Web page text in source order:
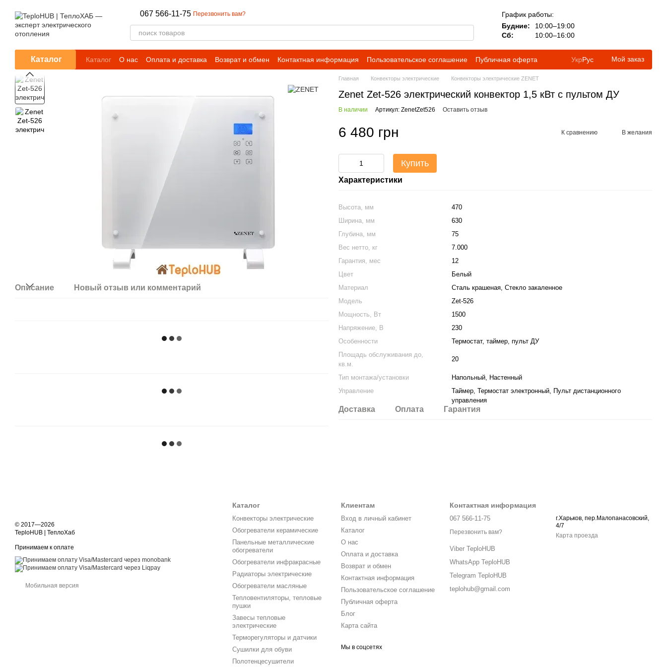
067 566-11-75 Перезвонить вам?
График работы:
Будние:
10:00–19:00
Сб:
10:00–16:00
Каталог Каталог О нас Оплата и доставка Возврат и обмен Контактная информация Пользовательское соглашение
Публичная оферта
Блог
УкрРус Мой заказ
Описание Новый отзыв или комментарий
Главная Конвекторы электрические Конвекторы электрические ZENET
Zenet Zet-526 электрический конвектор 1,5 кВт с пультом ДУ
В наличии Артикул: ZenetZet526 Оставить отзыв
6 480 грн К сравнению В желания
Купить
Характеристики
Высота, мм
470
Ширина, мм
630
Глубина, мм
75
Вес нетто, кг
7.000
Гарантия, мес
12
Цвет
Белый
Материал
Сталь крашеная, Стекло закаленное
Модель
Zet-526
Мощность, Вт
1500
Напряжение, В
230
Особенности
Термостат, таймер, пульт ДУ
Площадь обслуживания до,
кв.м.
20
Тип монтажа/установки
Напольный, Настенный
Управление
Таймер, Термостат электронный, Пульт дистанционного
управления
Доставка Оплата Гарантия
© 2017—2026
TeploHUB | ТеплоХаб
Принимаем к оплате
Мобильная версия
Каталог
Конвекторы электрические
Обогреватели керамические
Панельные металлические
обогреватели
Обогреватели инфракрасные
Радиаторы электрические
Обогреватели масляные
Тепловентиляторы, тепловые
пушки
Завесы тепловые
электрические
Терморегуляторы и датчики
Сушилки для обуви
Полотенцесушители
Клиентам
Вход в личный кабинет
Каталог
О нас
Оплата и доставка
Возврат и обмен
Контактная информация
Пользовательское соглашение
Публичная оферта
Блог
Карта сайта
Мы в соцсетях
Контактная информация
067 566-11-75
Перезвонить вам?
Viber TeploHUB
WhatsApp TeploHUB
Telegram TeploHUB
teplohub@gmail.com
г.Харьков, пер.Малопанасовский,
4/7
Карта проезда